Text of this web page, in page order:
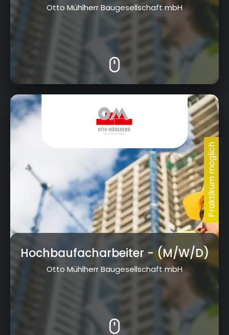
Otto Mühlherr Baugesellschaft mbH
Hauptstraße 13, 96328 Küps
Hochbaufacharbeiter - (M/W/D)
Otto Mühlherr Baugesellschaft mbH